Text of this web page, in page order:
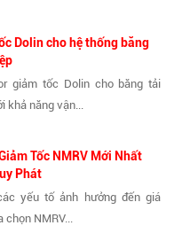
Dolin cho hệ thống băng
giảm tốc Dolin cho băng tải
khả năng vận...
Tốc NMRV Mới Nhất
Phát
yếu tố ảnh hưởng đến giá
chọn NMRV...